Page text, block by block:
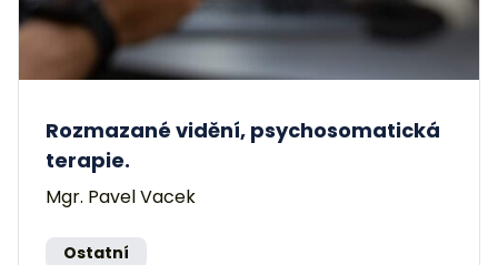
Rozmazané vidění, psychosomatická
terapie.
Mgr. Pavel Vacek
Ostatní